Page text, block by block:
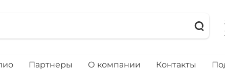
Партнеры О компании Контакты